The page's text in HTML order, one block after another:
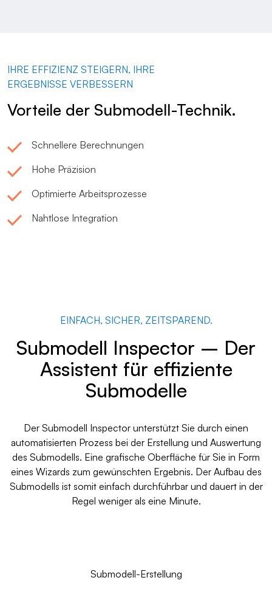
IHRE EFFIZIENZ STEIGERN, IHRE
ERGEBNISSE VERBESSERN
Vorteile der Submodell-Technik.
Schnellere Berechnungen
Hohe Präzision
Optimierte Arbeitsprozesse
Nahtlose Integration
EINFACH, SICHER, ZEITSPAREND.
Submodell Inspector – Der
Assistent für effiziente
Submodelle
Der Submodell Inspector unterstützt Sie durch einen
automatisierten Prozess bei der Erstellung und Auswertung
des Submodells. Eine grafische Oberfläche für Sie in Form
eines Wizards zum gewünschten Ergebnis. Der Aufbau des
Submodells ist somit einfach durchführbar und dauert in der
Regel weniger als eine Minute.
Submodell-Erstellung